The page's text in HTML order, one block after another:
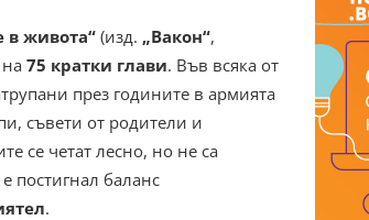
в живота“ (изд. „Вакон“,
75 кратки глави. Във всяка от
през годините в армията
съвети от родители и
се четат лесно, но не са
постигнал баланс
.